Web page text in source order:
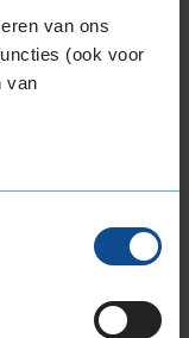
van ons
(ook voor
van